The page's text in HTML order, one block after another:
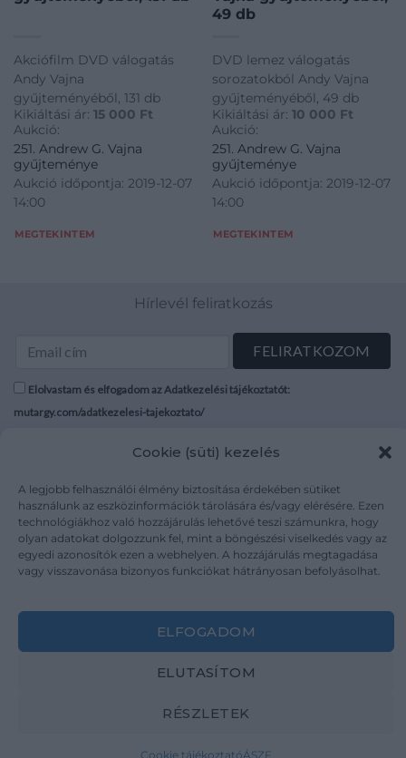
Cookie (süti) kezelés
A legjobb felhasználói élmény biztosítása érdekében sütiket
használunk az eszközinformációk tárolására és/vagy elérésére. Ezen
technológiákhoz való hozzájárulás lehetővé teszi számunkra, hogy
olyan adatokat dolgozzunk fel, mint a böngészési viselkedés vagy az
egyedi azonosítók ezen a webhelyen. A hozzájárulás megtagadása
vagy visszavonása bizonyos funkciókat hátrányosan befolyásolhat.
ELFOGADOM
ELUTASÍTOM
RÉSZLETEK
Cookie tájékoztatóÁSZF
Akciófilm DVD válogatás
Andy Vajna
gyűjteményéből, 131 db
Kikiáltási ár: 15 000 Ft
Aukció:
251. Andrew G. Vajna
gyűjteménye
Aukció időpontja: 2019-12-07
14:00
MEGTEKINTEM
49 db
DVD lemez válogatás
sorozatokból Andy Vajna
gyűjteményéből, 49 db
Kikiáltási ár: 10 000 Ft
Aukció:
251. Andrew G. Vajna
gyűjteménye
Aukció időpontja: 2019-12-07
14:00
MEGTEKINTEM
Hírlevél feliratkozás
Elolvastam és elfogadom az Adatkezelési tájékoztatót:
mutargy.com/adatkezelesi-tajekoztato/
Karrier
Kapcsolat
Áraink
Adatvédelem
Impresszum
Copyright 2026 ©Mutargy.com